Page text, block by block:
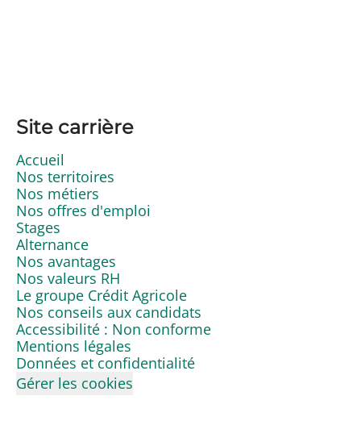
Site carrière
Accueil
Nos territoires
Nos métiers
Nos offres d'emploi
Stages
Alternance
Nos avantages
Nos valeurs RH
Le groupe Crédit Agricole
Nos conseils aux candidats
Accessibilité : Non conforme
Mentions légales
Données et confidentialité
Gérer les cookies